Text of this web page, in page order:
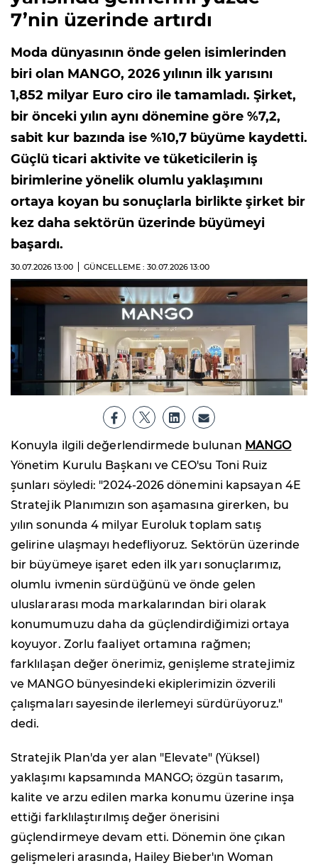
7’nin üzerinde artırdı
Moda dünyasının önde gelen isimlerinden
biri olan MANGO, 2026 yılının ilk yarısını
1,852 milyar Euro ciro ile tamamladı. Şirket,
bir önceki yılın aynı dönemine göre %7,2,
sabit kur bazında ise %10,7 büyüme kaydetti.
Güçlü ticari aktivite ve tüketicilerin iş
birimlerine yönelik olumlu yaklaşımını
ortaya koyan bu sonuçlarla birlikte şirket bir
kez daha sektörün üzerinde büyümeyi
başardı.
30.07.2026 13:00 GÜNCELLEME : 30.07.2026 13:00
Konuyla ilgili değerlendirmede bulunan MANGO
Yönetim Kurulu Başkanı ve CEO'su Toni Ruiz
şunları söyledi: "2024-2026 dönemini kapsayan 4E
Stratejik Planımızın son aşamasına girerken, bu
yılın sonunda 4 milyar Euroluk toplam satış
gelirine ulaşmayı hedefliyoruz. Sektörün üzerinde
bir büyümeye işaret eden ilk yarı sonuçlarımız,
olumlu ivmenin sürdüğünü ve önde gelen
uluslararası moda markalarından biri olarak
konumumuzu daha da güçlendirdiğimizi ortaya
koyuyor. Zorlu faaliyet ortamına rağmen;
farklılaşan değer önerimiz, genişleme stratejimiz
ve MANGO bünyesindeki ekiplerimizin özverili
çalışmaları sayesinde ilerlemeyi sürdürüyoruz."
dedi.
Stratejik Plan'da yer alan "Elevate" (Yüksel)
yaklaşımı kapsamında MANGO; özgün tasarım,
kalite ve arzu edilen marka konumu üzerine inşa
ettiği farklılaştırılmış değer önerisini
güçlendirmeye devam etti. Dönemin öne çıkan
gelişmeleri arasında, Hailey Bieber'ın Woman